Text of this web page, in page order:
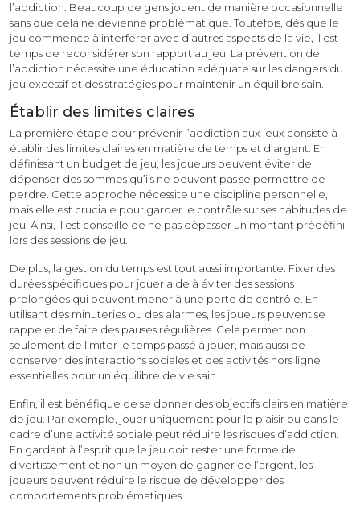
l’addiction. Beaucoup de gens jouent de manière occasionnelle
sans que cela ne devienne problématique. Toutefois, dès que le
jeu commence à interférer avec d’autres aspects de la vie, il est
temps de reconsidérer son rapport au jeu. La prévention de
l’addiction nécessite une éducation adéquate sur les dangers du
jeu excessif et des stratégies pour maintenir un équilibre sain.
Établir des limites claires
La première étape pour prévenir l’addiction aux jeux consiste à
établir des limites claires en matière de temps et d’argent. En
définissant un budget de jeu, les joueurs peuvent éviter de
dépenser des sommes qu’ils ne peuvent pas se permettre de
perdre. Cette approche nécessite une discipline personnelle,
mais elle est cruciale pour garder le contrôle sur ses habitudes de
jeu. Ainsi, il est conseillé de ne pas dépasser un montant prédéfini
lors des sessions de jeu.
De plus, la gestion du temps est tout aussi importante. Fixer des
durées spécifiques pour jouer aide à éviter des sessions
prolongées qui peuvent mener à une perte de contrôle. En
utilisant des minuteries ou des alarmes, les joueurs peuvent se
rappeler de faire des pauses régulières. Cela permet non
seulement de limiter le temps passé à jouer, mais aussi de
conserver des interactions sociales et des activités hors ligne
essentielles pour un équilibre de vie sain.
Enfin, il est bénéfique de se donner des objectifs clairs en matière
de jeu. Par exemple, jouer uniquement pour le plaisir ou dans le
cadre d’une activité sociale peut réduire les risques d’addiction.
En gardant à l’esprit que le jeu doit rester une forme de
divertissement et non un moyen de gagner de l’argent, les
joueurs peuvent réduire le risque de développer des
comportements problématiques.